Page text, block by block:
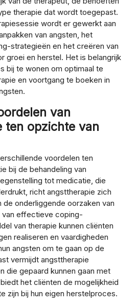
therapie dat wordt toegepast.
wordt er gewerkt aan
van angsten, het
strategieën en het creëren van
groei en herstel. Het is belangrijk
bij te wonen om optimaal te
en voortgang te boeken in
van
ten opzichte van
voordelen ten
bij de behandeling van
tot medicatie, die
richt angsttherapie zich
de onderliggende oorzaken van
van effectieve coping-
van therapie kunnen cliënten
realiseren en vaardigheden
angsten om te gaan op de
vermijdt angsttherapie
die gepaard kunnen gaan met
het cliënten de mogelijkheid
zijn bij hun eigen herstelproces.